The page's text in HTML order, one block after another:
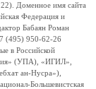
Доменное имя сайта
Федерация и
Бабаян Роман
(495) 950-62-26
в Российской
(УПА), «ИГИЛ»,
ан-Нусра»),
Большевистская